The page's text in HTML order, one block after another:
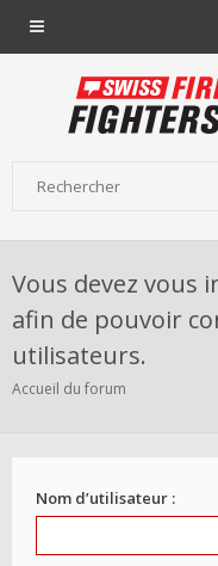
Vous devez vous
afin de pouvoir
utilisateurs.
Accueil du forum
Nom d’utilisateur :